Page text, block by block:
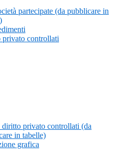
partecipate (da pubblicare in
controllati
privato controllati (da
in tabelle)
grafica